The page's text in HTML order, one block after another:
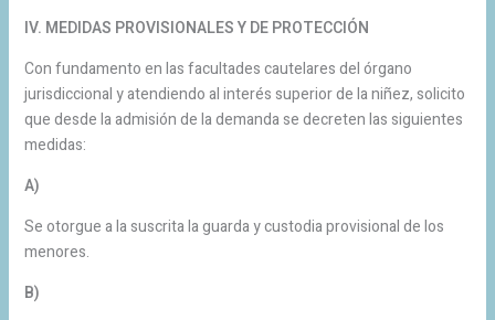
IV. MEDIDAS PROVISIONALES Y DE PROTECCIÓN
Con fundamento en las facultades cautelares del órgano
jurisdiccional y atendiendo al interés superior de la niñez, solicito
que desde la admisión de la demanda se decreten las siguientes
medidas:
A)
Se otorgue a la suscrita la guarda y custodia provisional de los
menores.
B)